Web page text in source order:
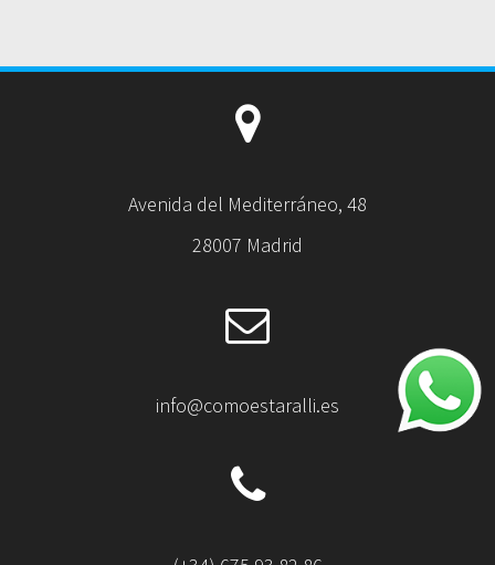
Avenida del Mediterráneo, 48
28007 Madrid
info@comoestaralli.es